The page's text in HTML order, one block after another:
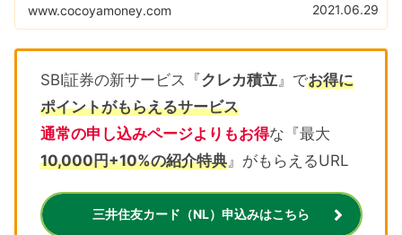
www.cocoyamoney.com 2021.06.29
SBI証券の新サービス『クレカ積立 』でお得に
ポイントがもらえるサービス
通常の申し込みページよりもお得な『最大
10,000円+10%の紹介特典』がもらえるURL
三井住友カード（NL）申込みはこちら